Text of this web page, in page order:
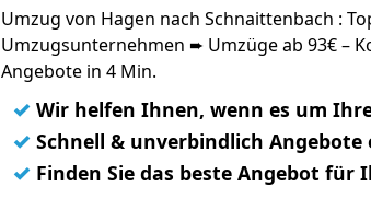
Umzug von Hagen nach Schnaittenbach :
Umzugsunternehmen ➨ Umzüge ab 93€ –
Angebote in 4 Min.
✓ Wir helfen Ihnen, wenn es um
✓ Schnell & unverbindlich Angebote
✓ Finden Sie das beste Angebot für